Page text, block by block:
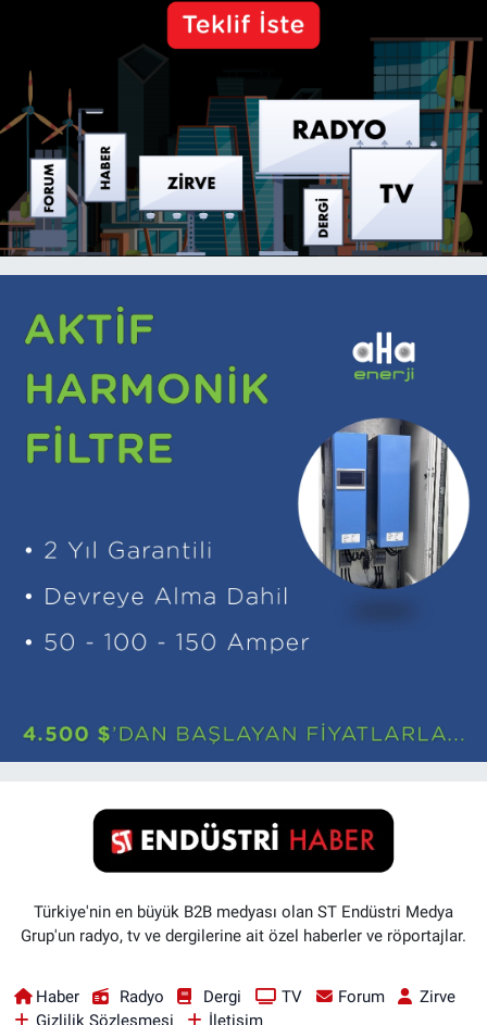
Türkiye'nin en büyük B2B medyası olan ST Endüstri Medya
Grup'un radyo, tv ve dergilerine ait özel haberler ve röportajlar.
Haber Radyo Dergi TV Forum
Zirve
Gizlilik Sözleşmesi
İletişim